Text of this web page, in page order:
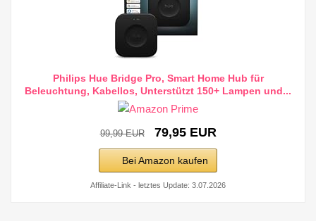
Philips Hue Bridge Pro, Smart Home Hub für
Beleuchtung, Kabellos, Unterstützt 150+ Lampen und...
99,99 EUR 79,95 EUR
Bei Amazon kaufen
Affiliate-Link - letztes Update: 3.07.2026